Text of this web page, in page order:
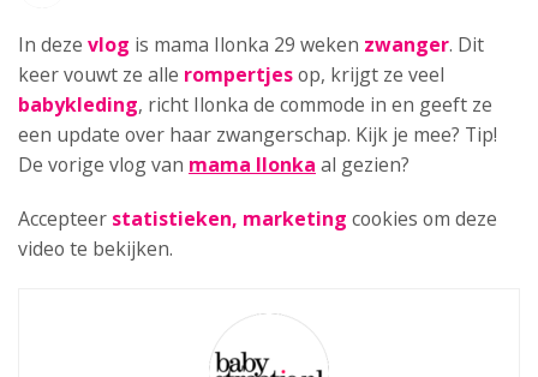
In deze vlog is mama Ilonka 29 weken zwanger. Dit
keer vouwt ze alle rompertjesop, krijgt ze veel
babykleding, richt Ilonka de commode in en geeft ze
een update over haar zwangerschap. Kijk je mee? Tip!
De vorige vlog van mama Ilonka al gezien?
Accepteer statistieken, marketing cookies om deze
video te bekijken.